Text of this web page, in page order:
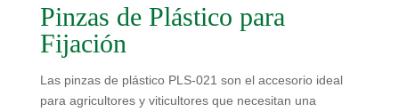
Pinzas de Plástico para
Fijación
Las pinzas de plástico PLS-021 son el accesorio ideal
para agricultores y viticultores que necesitan una